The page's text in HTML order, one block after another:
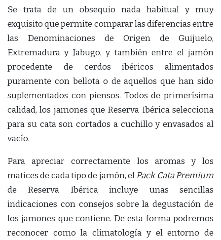
Se trata de un obsequio nada habitual y muy
exquisito que permite comparar las diferencias entre
las Denominaciones de Origen de Guijuelo,
Extremadura y Jabugo, y también entre el jamón
procedente de cerdos ibéricos alimentados
puramente con bellota o de aquellos que han sido
suplementados con piensos. Todos de primerísima
calidad, los jamones que Reserva Ibérica selecciona
para su cata son cortados a cuchillo y envasados al
vacío.
Para apreciar correctamente los aromas y los
matices de cada tipo de jamón, elPack Cata Premium
de Reserva Ibérica incluye unas sencillas
indicaciones con consejos sobre la degustación de
los jamones que contiene. De esta forma podremos
reconocer como la climatología y el entorno de